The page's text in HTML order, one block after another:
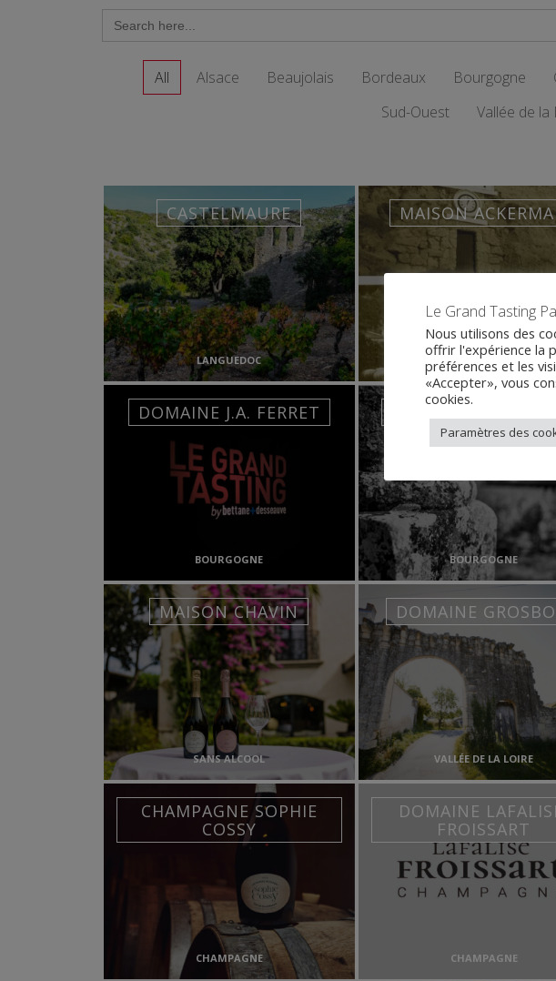
Search
for:
All Alsace Beaujolais Bordeaux Bourgogne
Sud-Ouest
Vallée de la
CASTELMAURE
LANGUEDOC
MAISON
VALLÉE DE LA LOIRE
DOMAINE J.A. FERRET
BOURGOGNE BOURGOGNE
MAISON CHAVIN
SANS ALCOOL
DOMAINE
VALLÉE DE LA LOIRE
CHAMPAGNE SOPHIE
COSSY
CHAMPAGNE
DOMAINE
FROISSART
CHAMPAGNE
Le Grand Tasting
Nous utilisons des
offrir l'expérience la
préférences et les
«Accepter», vous
cookies.
Paramètres des